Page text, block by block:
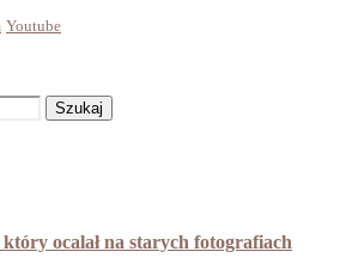
Youtube
ocalał na starych fotografiach